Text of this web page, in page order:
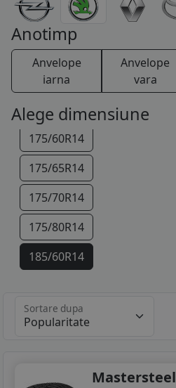
Anotimp
Anvelope
iarna
Anvelope
vara
Alege dimensiune
155/80R13
165/70R13
175/65R13
165/70R14
175/60R14
175/65R14
175/70R14
175/80R14
185/60R14
185/55R15
Sortare dupa
Mastersteel